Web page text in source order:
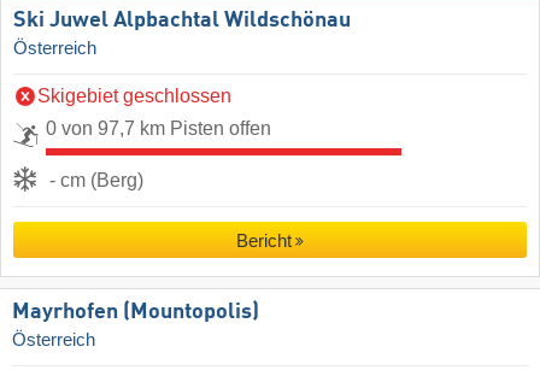
Ski Juwel Alpbachtal Wildschönau
Österreich
Skigebiet geschlossen
0 von 97,7 km Pisten offen
- cm (Berg)
Bericht
Mayrhofen (Mountopolis)
Österreich